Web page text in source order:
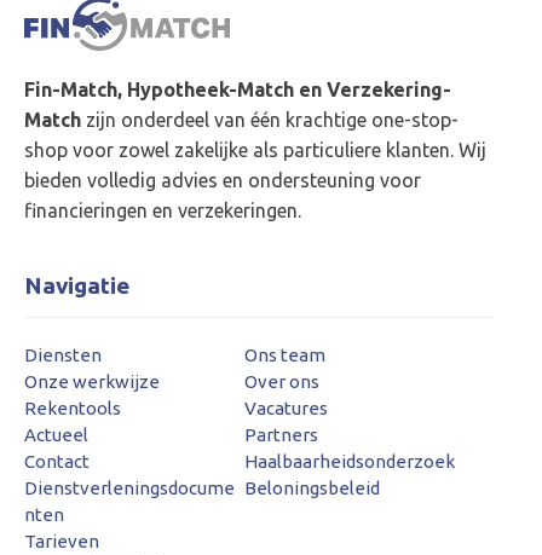
Fin-Match, Hypotheek-Match en Verzekering-
Match zijn onderdeel van één krachtige one-stop-
shop voor zowel zakelijke als particuliere klanten. Wij
bieden volledig advies en ondersteuning voor
financieringen en verzekeringen.
Navigatie
Diensten
Ons team
Onze werkwijze
Over ons
Rekentools
Vacatures
Actueel
Partners
Contact
Haalbaarheidsonderzoek
Dienstverleningsdocume
nten
Beloningsbeleid
Tarieven